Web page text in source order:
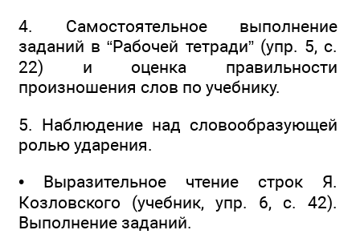
4. Самостоятельное выполнение
заданий в “Рабочей тетради” (упр. 5, с.
22) и оценка правильности
произношения слов по учебнику.
5. Наблюдение над словообразующей
ролью ударения.
• Выразительное чтение строк Я.
Козловского (учебник, упр. 6, с. 42).
Выполнение заданий.